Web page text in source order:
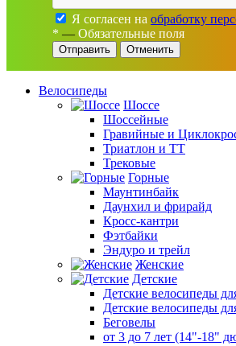
Я согласен на обработку
* — Обязательные поля
Отменить
Велосипеды
Шоссе
Шоссейные
Гравийные и
Триатлон и ТТ
Трековые
Горные
Маунтинбайк
Даунхил и фрирайд
Кросс-кантри
Фэтбайки
Эндуро и трейл
Женские
Детские
Детские велосипеды
Детские велосипеды
Беговелы
от 3 до 7 лет (14"-18"